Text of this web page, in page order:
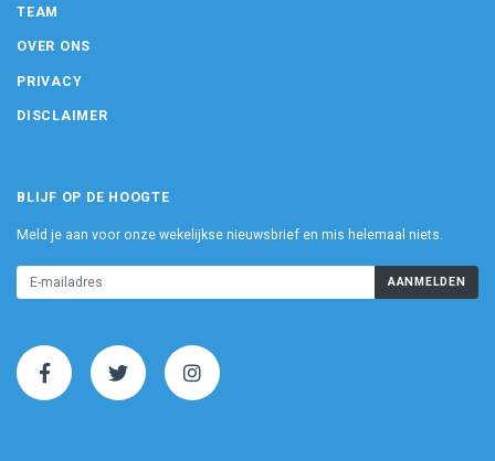
TEAM
OVER ONS
PRIVACY
DISCLAIMER
BLIJF OP DE HOOGTE
Meld je aan voor onze wekelijkse nieuwsbrief en mis helemaal niets.
AANMELDEN